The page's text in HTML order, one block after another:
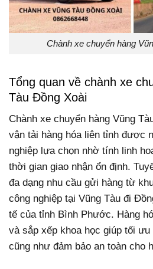
Chành xe chuyển hàng
Tổng quan về chành xe
Tàu Đồng Xoài
Chành xe chuyển hàng Vũng
vận tải hàng hóa liên tỉnh được
nghiệp lựa chọn nhờ tính linh
thời gian giao nhận ổn định.
đa dạng nhu cầu gửi hàng từ
công nghiệp tại Vũng Tàu đi
tế của tỉnh Bình Phước. Hàng
và sắp xếp khoa học giúp tối
cũng như đảm bảo an toàn cho